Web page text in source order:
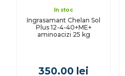
In stoc
Ingrasamant Chelan Sol
Plus 12-4-40+ME+
aminoacizi 25 kg
350.00 lei